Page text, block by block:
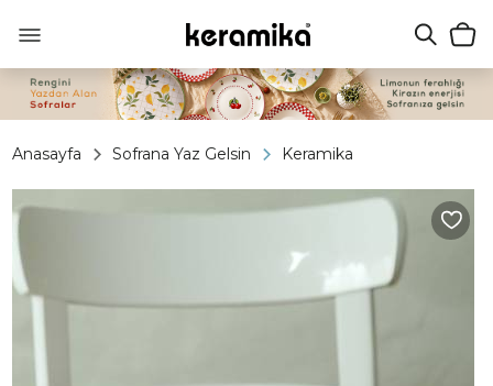
Anasayfa Sofrana Yaz Gelsin Keramika